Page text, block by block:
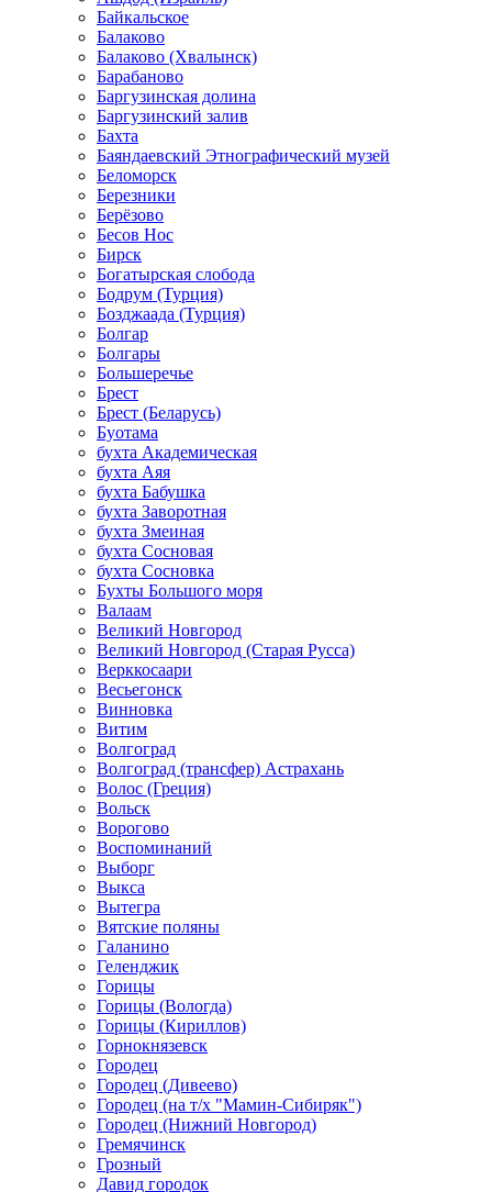
Байкальское
Балаково
Балаково (Хвалынск)
Барабаново
Баргузинская долина
Баргузинский залив
Бахта
Баяндаевский Этнографический музей
Беломорск
Березники
Берёзово
Бесов Нос
Бирск
Богатырская слобода
Бодрум (Турция)
Бозджаада (Турция)
Болгар
Болгары
Большеречье
Брест
Брест (Беларусь)
Буотама
бухта Академическая
бухта Аяя
бухта Бабушка
бухта Заворотная
бухта Змеиная
бухта Сосновая
бухта Сосновка
Бухты Большого моря
Валаам
Великий Новгород
Великий Новгород (Старая Русса)
Верккосаари
Весьегонск
Винновка
Витим
Волгоград
Волгоград (трансфер) Астрахань
Волос (Греция)
Вольск
Ворогово
Воспоминаний
Выборг
Выкса
Вытегра
Вятские поляны
Галанино
Геленджик
Горицы
Горицы (Вологда)
Горицы (Кириллов)
Горнокнязевск
Городец
Городец (Дивеево)
Городец (на т/х "Мамин-Сибиряк")
Городец (Нижний Новгород)
Гремячинск
Грозный
Давид городок